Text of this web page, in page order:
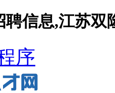
信息,江苏
序